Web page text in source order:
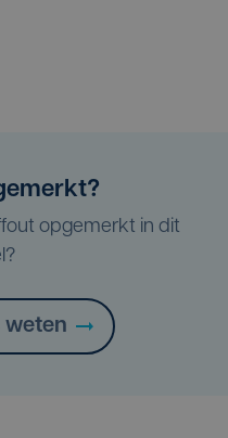
opgemerkt in dit
weten